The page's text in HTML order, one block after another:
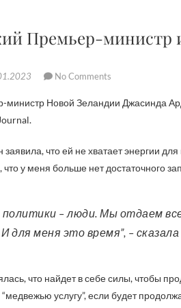
Премьер-министр
No Comments
министр Новой Зеландии Джасинда
заявила, что ей не хватает энергии
что у меня больше нет достаточного
для меня это время”, – сказала
что найдет в себе силы, чтобы
услугу”, если будет